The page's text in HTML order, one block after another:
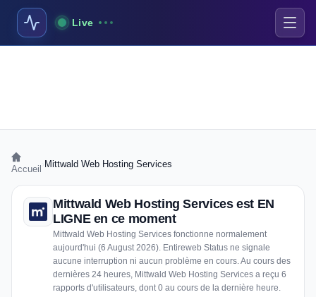
Live
Accueil Mittwald Web Hosting Services
Mittwald Web Hosting Services est EN
LIGNE en ce moment
Mittwald Web Hosting Services fonctionne normalement
aujourd'hui (6 August 2026). Entireweb Status ne signale
aucune interruption ni aucun problème en cours. Au cours des
dernières 24 heures, Mittwald Web Hosting Services a reçu 6
rapports d'utilisateurs, dont 0 au cours de la dernière heure.